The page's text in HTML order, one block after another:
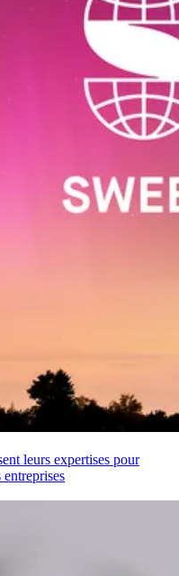
leurs expertises pour